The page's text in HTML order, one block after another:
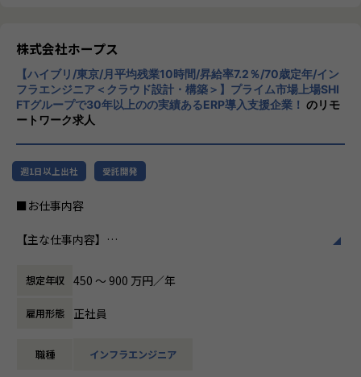
解を得られにくい環境でした。
なかには、工場自体の競争力を失い、工場の規模縮小・閉
鎖から、工場に支えられた街自体が閑散となることも目の当
たりにしました。
このような悲劇を繰り返したくはありません。
てエンジニアはスキルを変え、真に必要とされるエンジニ
そしてそれは、本当の意味でエンジニアの人生を守るため
・必要なときに必要なシステムを簡単に利用できる
展を続けること
アがワクワクする社会を創っていきます。
CloudやOracle ERP Cloudなどを活用し、企
業の業務プロセスを最適化し、経営管理の強
化を図っています1。
社風/文化
ホープスは、若手社員が活躍できる環境で、
社内の風通しが良く、活気に満ちた雰囲気が
特徴です。多様性を重視し、様々な国籍や背
景を持つ社員が協力し合いながら働いていま
働き方/リモートワーク
均週2～3日の在宅勤務が可能です。転勤はな
きます。残業は月平均10時間程度と少なく、
株式会社ホープス
【ハイブリ/東京/月平均残業10時間/昇給率7.2％/70歳定年/イン
フラエンジニア＜クラウド設計・構築＞】プライム市場上場SHI
FTグループで30年以上のの実績あるERP導入支援企業！ のリモ
ートワーク求人
週1日以上出社 受託開発
■お仕事内容
【主な仕事内容】
インフラエンジニアとして、
これから導入していきたいお客様や、クラウドの利用をさら
に加速をしたいお客様に対して、
提案および調査分析、設計、構築、保守等の業務を行ってい
上流工程～下流工程すべての作業があり、当社メンバーでチ
想定年収 450 〜 900 万円／年
雇用形態 正社員
職種 インフラエンジニア